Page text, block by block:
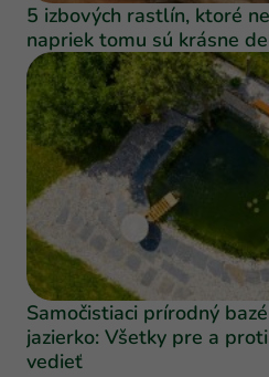
5 izbových rastlín, ktoré
napriek tomu sú krásne
Samočistiaci prírodný
jazierko: Všetky pre a
vedieť